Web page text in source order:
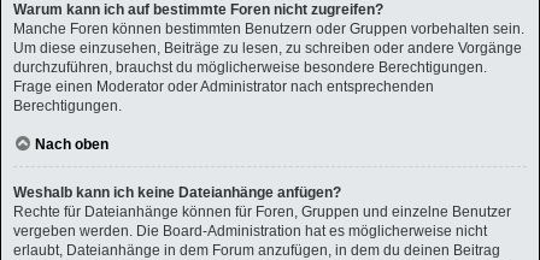
Warum kann ich auf bestimmte Foren nicht zugreifen?
Manche Foren können bestimmten Benutzern oder Gruppen vorbehalten sein.
Um diese einzusehen, Beiträge zu lesen, zu schreiben oder andere Vorgänge
durchzuführen, brauchst du möglicherweise besondere Berechtigungen.
Frage einen Moderator oder Administrator nach entsprechenden
Berechtigungen.
Nach oben
Weshalb kann ich keine Dateianhänge anfügen?
Rechte für Dateianhänge können für Foren, Gruppen und einzelne Benutzer
vergeben werden. Die Board-Administration hat es möglicherweise nicht
erlaubt, Dateianhänge in dem Forum anzufügen, in dem du deinen Beitrag